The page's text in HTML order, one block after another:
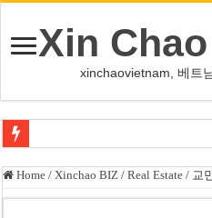
Xin
xinchaovietnam, 베트
사우디·튀르키예·파키스탄, 메카서 공
오픈AI, 차세대 AI ‘아스트라’ 출시 연
Home / Xinchao BIZ / Real Estate / 교